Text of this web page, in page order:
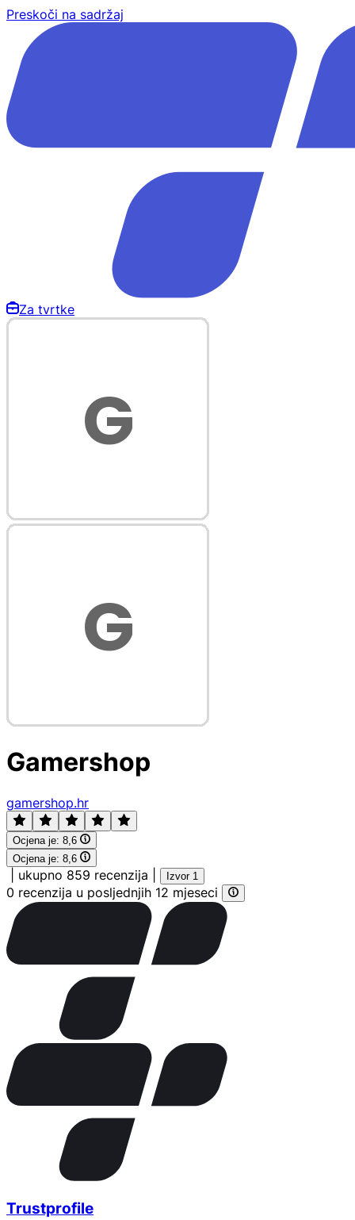
Preskoči na sadržaj
Za tvrtke
Gamershop
gamershop.hr
Ocjena je: 8,6
Ocjena je: 8,6
ukupno 859 recenzija Izvor 1
0 recenzija u posljednjih 12 mjeseci
Trustprofile